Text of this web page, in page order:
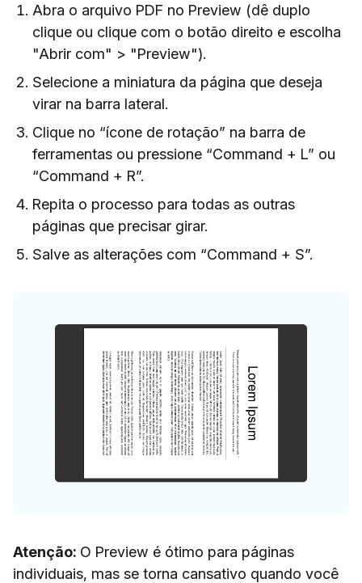
Abra o arquivo PDF no Preview (dê duplo
clique ou clique com o botão direito e escolha
"Abrir com" > "Preview").
Selecione a miniatura da página que deseja
virar na barra lateral.
Clique no “ícone de rotação” na barra de
ferramentas ou pressione “Command + L” ou
“Command + R”.
Repita o processo para todas as outras
páginas que precisar girar.
Salve as alterações com “Command + S”.
Atenção: O Preview é ótimo para páginas
individuais, mas se torna cansativo quando você